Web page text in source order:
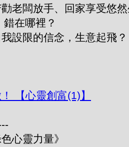
老闆放手、回家享受悠
在哪裡？
設限的信念，生意起飛？
【心靈創富(1)】
心靈力量》